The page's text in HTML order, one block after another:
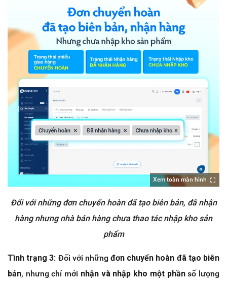
Xem toàn màn hình
Đối với những đơn chuyển hoàn đã tạo biên bản, đã nhận
hàng nhưng nhà bán hàng chưa thao tác nhập kho sản
phẩm
Tình trạng 3: Đối với nhữngđơn chuyển hoàn đã tạo biên
bản, nhưng chỉ mới nhận và nhập kho một phầnsố lượng